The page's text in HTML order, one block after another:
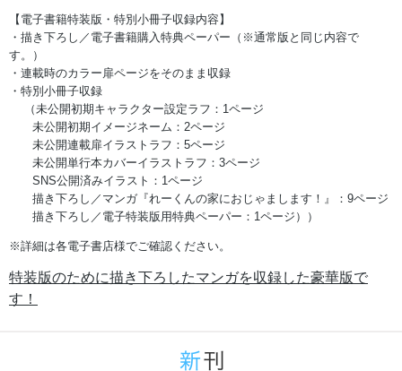
【電子書籍特装版・特別小冊子収録内容】
・描き下ろし／電子書籍購入特典ペーパー（※通常版と同じ内容で
す。）
・連載時のカラー扉ページをそのまま収録
・特別小冊子収録
（未公開初期キャラクター設定ラフ：1ページ
未公開初期イメージネーム：2ページ
未公開連載扉イラストラフ：5ページ
未公開単行本カバーイラストラフ：3ページ
SNS公開済みイラスト：1ページ
描き下ろし／マンガ『れーくんの家におじゃまします！』：9ページ
描き下ろし／電子特装版用特典ペーパー：1ページ））
※詳細は各電子書店様でご確認ください。
特装版のために描き下ろしたマンガを収録した豪華版で
す！